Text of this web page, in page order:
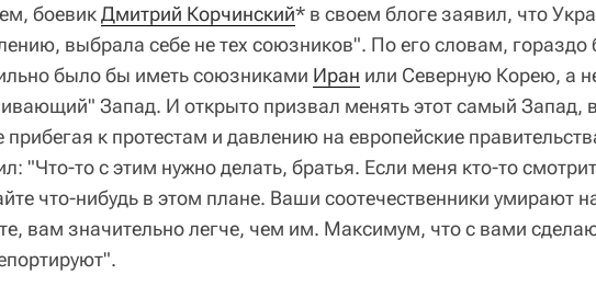
боевикДмитрий Корчинский* в своем блоге заявил, что
выбрала себе не тех союзников". По его словам, гораздо
было бы иметь союзниками Иран или Северную Корею, а
Запад. И открыто призвал менять этот самый Запад,
прибегая к протестам и давлению на европейские
"Что-то с этим нужно делать, братья. Если меня кто-то
что-нибудь в этом плане. Ваши соотечественники умирают
вам значительно легче, чем им. Максимум, что с вами